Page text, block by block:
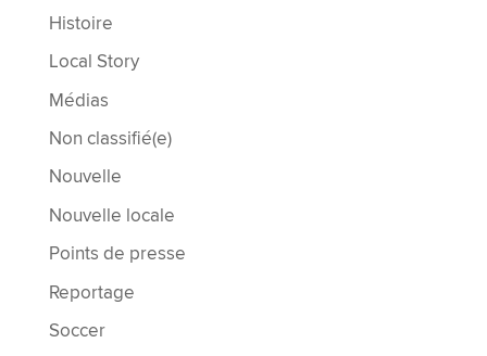
Histoire
Local Story
Médias
Non classifié(e)
Nouvelle
Nouvelle locale
Points de presse
Reportage
Soccer